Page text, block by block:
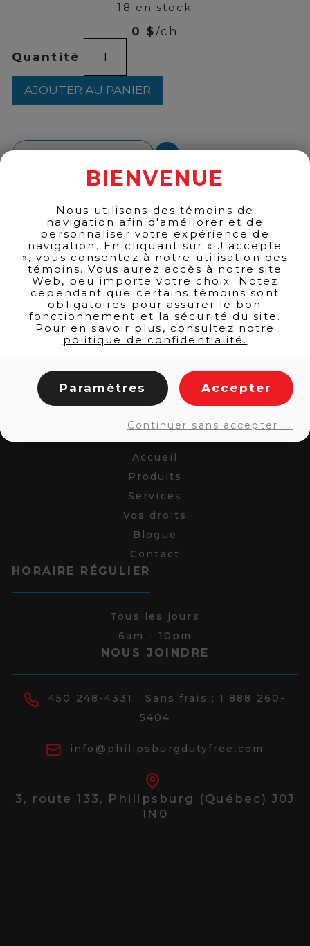
18 en stock
0 $ /ch
Quantité
quantité
ICE
WINE
VIDAL
AJOUTER AU PANIER
Accueil
Produits
Services
Vos droits
Blogue
Contact
HORAIRE RÉGULIER
Tous les jours
6am - 10pm
NOUS JOINDRE
450 248-4331 . Sans frais : 1 888 260-
5404
info@philipsburgdutyfree.com
3, route 133, Philipsburg (Québec) J0J
1N0
BIENVENUE
Nous utilisons des témoins de
navigation afin d'améliorer et de
personnaliser votre expérience de
navigation. En cliquant sur « J'accepte
», vous consentez à notre utilisation des
témoins. Vous aurez accès à notre site
Web, peu importe votre choix. Notez
cependant que certains témoins sont
obligatoires pour assurer le bon
fonctionnement et la sécurité du site.
Pour en savoir plus, consultez notre
politique de confidentialité.
Paramètres Accepter
Continuer sans accepter →